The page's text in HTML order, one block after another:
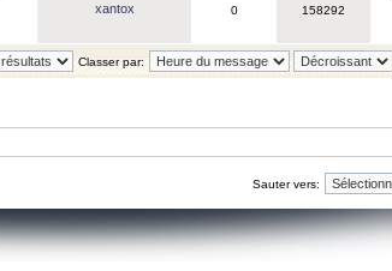
xantox 0 158292
Classer par:
Sauter vers: